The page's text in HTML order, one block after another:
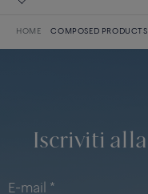
HOME COMPOSED PRODUCTS
Iscriviti